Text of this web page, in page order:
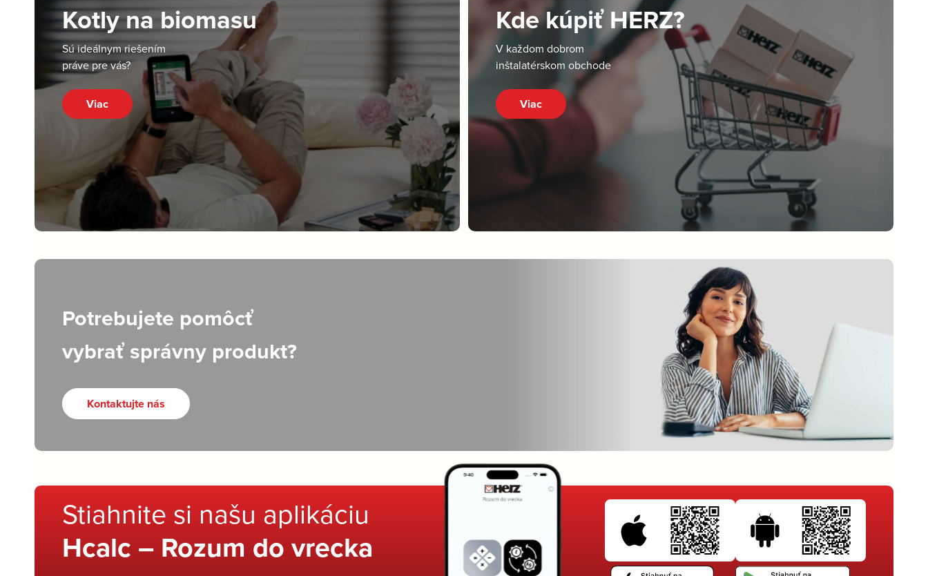
Kotly na biomasu
Sú ideálnym riešením
práve pre vás?
Viac
Kde kúpiť HERZ?
V každom dobrom
inštalatérskom obchode
Viac
Potrebujete pomôcť
vybrať správny produkt?
Kontaktujte nás
Stiahnite si našu aplikáciu
Hcalc – Rozum do vrecka